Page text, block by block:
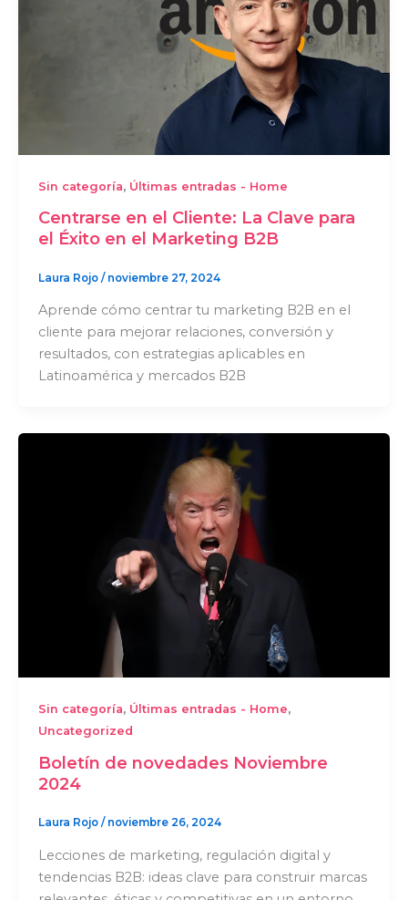
Sin categoría, Últimas entradas - Home
Centrarse en el Cliente: La Clave para
el Éxito en el Marketing B2B
Laura Rojo / noviembre 27, 2024
Aprende cómo centrar tu marketing B2B en el
cliente para mejorar relaciones, conversión y
resultados, con estrategias aplicables en
Latinoamérica y mercados B2B
Sin categoría, Últimas entradas - Home,
Uncategorized
Boletín de novedades Noviembre
2024
Laura Rojo / noviembre 26, 2024
Lecciones de marketing, regulación digital y
tendencias B2B: ideas clave para construir marcas